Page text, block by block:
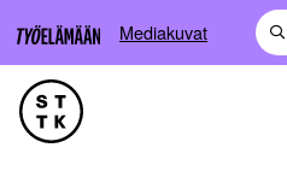
Mediakuvat